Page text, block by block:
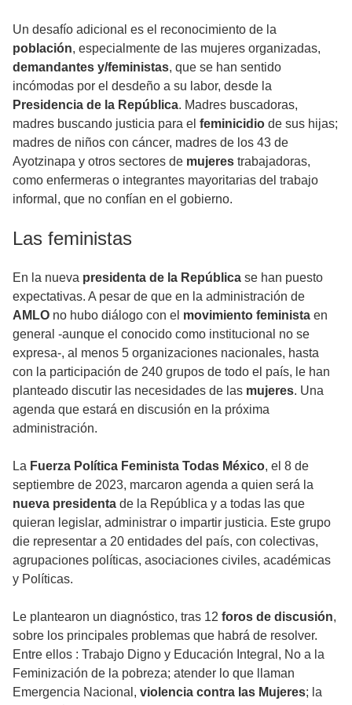
Un desafío adicional es el reconocimiento de la
población, especialmente de las mujeres organizadas,
demandantes y/feministas, que se han sentido
incómodas por el desdeño a su labor, desde la
Presidencia de la República. Madres buscadoras,
madres buscando justicia para el feminicidio de sus hijas;
madres de niños con cáncer, madres de los 43 de
Ayotzinapa y otros sectores de mujeres trabajadoras,
como enfermeras o integrantes mayoritarias del trabajo
informal, que no confían en el gobierno.
Las feministas
En la nueva presidenta de la República se han puesto
expectativas. A pesar de que en la administración de
AMLO no hubo diálogo con el movimiento feminista en
general -aunque el conocido como institucional no se
expresa-, al menos 5 organizaciones nacionales, hasta
con la participación de 240 grupos de todo el país, le han
planteado discutir las necesidades de las mujeres. Una
agenda que estará en discusión en la próxima
administración.
La Fuerza Política Feminista Todas México, el 8 de
septiembre de 2023, marcaron agenda a quien será la
nueva presidenta de la República y a todas las que
quieran legislar, administrar o impartir justicia. Este grupo
die representar a 20 entidades del país, con colectivas,
agrupaciones políticas, asociaciones civiles, académicas
y Políticas.
Le plantearon un diagnóstico, tras 12 foros de discusión,
sobre los principales problemas que habrá de resolver.
Entre ellos : Trabajo Digno y Educación Integral, No a la
Feminización de la pobreza; atender lo que llaman
Emergencia Nacional, violencia contra las Mujeres; la